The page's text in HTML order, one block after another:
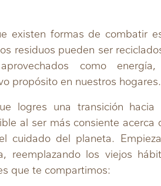
existen formas de combatir
residuos pueden ser
como
propósito en nuestros hogares.
logres una transición hacia
al ser más consiente acerca
cuidado del planeta.
reemplazando los viejos
que te compartimos: